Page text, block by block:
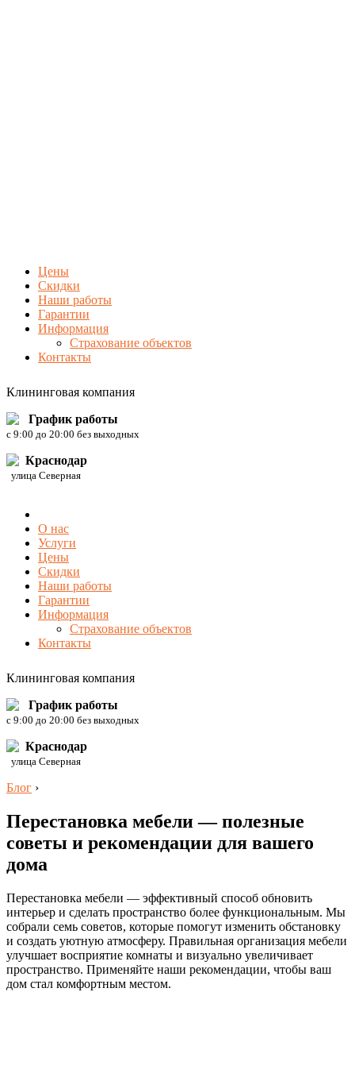
Цены
Скидки
Наши работы
Гарантии
Информация
Страхование объектов
Контакты
Клининговая компания
График работы
c 9:00 до 20:00 без выходных
Краснодар
улица Северная
О нас
Услуги
Цены
Скидки
Наши работы
Гарантии
Информация
Страхование объектов
Контакты
Клининговая компания
График работы
c 9:00 до 20:00 без выходных
Краснодар
улица Северная
Блог ›
Перестановка мебели — полезные
советы и рекомендации для вашего
дома
Перестановка мебели — эффективный способ обновить
интерьер и сделать пространство более функциональным. Мы
собрали семь советов, которые помогут изменить обстановку
и создать уютную атмосферу. Правильная организация мебели
улучшает восприятие комнаты и визуально увеличивает
пространство. Применяйте наши рекомендации, чтобы ваш
дом стал комфортным местом.